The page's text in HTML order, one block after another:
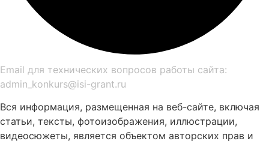
Email для технических вопросов работы сайта:
admin_konkurs@isi-grant.ru
Вся информация, размещенная на веб-сайте, включая
статьи, тексты, фотоизображения, иллюстрации,
видеосюжеты, является объектом авторских прав и